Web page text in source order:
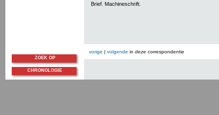
Brief. Machineschrift.
vorige | volgende in deze correspondentie
ZOEK OP
CHRONOLOGIE